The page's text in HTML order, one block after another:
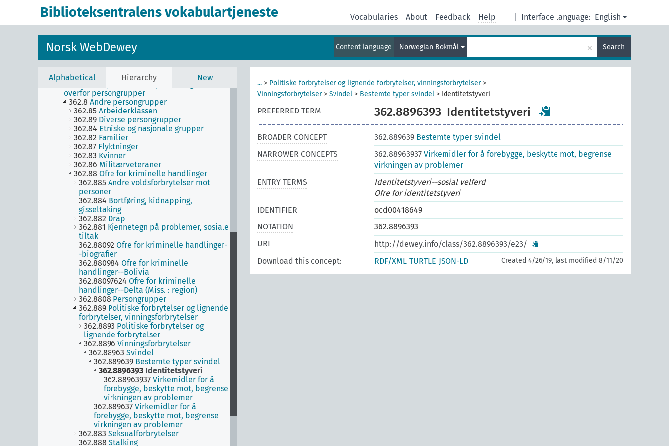
Biblioteksentralens vokabulartjeneste Interface language: English
Vocabularies About Feedback Help
Norsk WebDewey Content language Norwegian Bokmål × Search
Alphabetical Hierarchy New
33 Samfunnsøkonomi
362-363 Bestemte sosiale problemer og
Andre sosiale problemer og sosiale
tjenester
Sosiale problemer knyttet til og tjenester
overfor persongrupper
362.8 Andre persongrupper
362.85 Arbeiderklassen
362.89 Diverse persongrupper
362.84 Etniske og nasjonale grupper
362.82 Familier
362.87 Flyktninger
362.83 Kvinner
362.86 Militærveteraner
362.88 Ofre for kriminelle handlinger
362.885 Andre voldsforbrytelser mot
personer
362.884 Bortføring, kidnapping,
gisseltaking
362.882 Drap
362.881 Kjennetegn på problemer, sosiale
tiltak
362.88092 Ofre for kriminelle handlinger-
-biografier
362.880984 Ofre for kriminelle
handlinger--Bolivia
362.88097624 Ofre for kriminelle
handlinger--Delta (Miss. : region)
362.8808 Persongrupper
362.889 Politiske forbrytelser og lignende
forbrytelser, vinningsforbrytelser
362.8893 Politiske forbrytelser og
lignende forbrytelser
362.8896 Vinningsforbrytelser
362.88963 Svindel
362.889639 Bestemte typer svindel
362.8896393 Identitetstyveri
362.88963937 Virkemidler for å
forebygge, beskytte mot, begrense
virkningen av problemer
362.889637 Virkemidler for å
forebygge, beskytte mot, begrense
virkningen av problemer
362.883 Seksualforbrytelser
362.888 Stalking
... > Politiske forbrytelser og lignende forbrytelser, vinningsforbrytelser>
Vinningsforbrytelser> Svindel > Bestemte typer svindel > Identitetstyveri
PREFERRED TERM 362.8896393 Identitetstyveri
BROADER CONCEPT 362.889639 Bestemte typer svindel
NARROWER CONCEPTS
362.88963937 Virkemidler for å forebygge, beskytte mot, begrense
virkningen av problemer
ENTRY TERMS
Identitetstyveri--sosial velferd
Ofre for identitetstyveri
IDENTIFIER
ocd00418649
NOTATION
362.8896393
URI
http://dewey.info/class/362.8896393/e23/
Download this concept:
RDF/XML TURTLE JSON-LD Created 4/26/19, last modified 8/11/20